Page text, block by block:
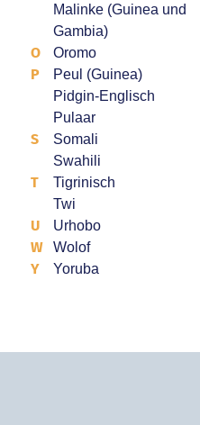
Malinke (Guinea und
Gambia)
O Oromo
P
Peul (Guinea)
Pidgin-Englisch
Pulaar
S
Somali
Swahili
T
Tigrinisch
Twi
U Urhobo
W Wolof
Y Yoruba